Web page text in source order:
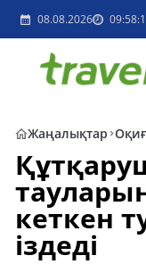
08.08.2026
Жаңалықтар
кеткен
іздеді